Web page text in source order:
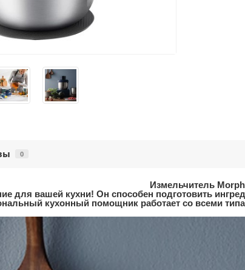
0
Измельчитель
для вашей кухни! Он способен подготовить
кухонный помощник работает со всеми